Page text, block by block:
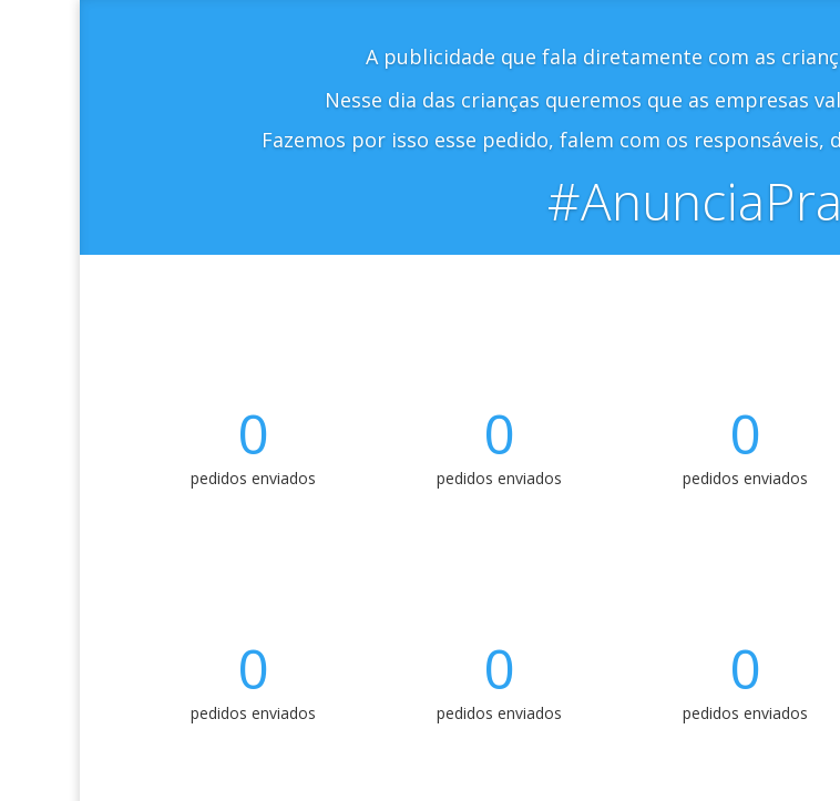
A publicidade que fala diretamente com as
Nesse dia das crianças queremos que as empresas
Fazemos por isso esse pedido, falem com os
0
pedidos enviados
0
pedidos enviados
0
pedidos enviados
0
pedidos enviados
0
pedidos enviados
0
pedidos enviados